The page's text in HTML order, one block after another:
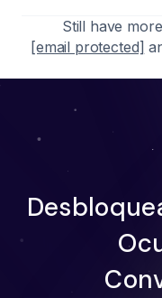
Still have
[email protected]